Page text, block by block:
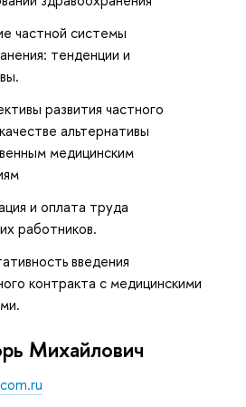
частной системы
тенденции и
развития частного
альтернативы
медицинским
и оплата труда
работников.
введения
контракта с медицинскими
Михайлович